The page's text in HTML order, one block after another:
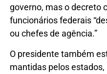
governo, mas o decreto
funcionários federais
ou chefes de agência.”
O presidente também
mantidas pelos estados,